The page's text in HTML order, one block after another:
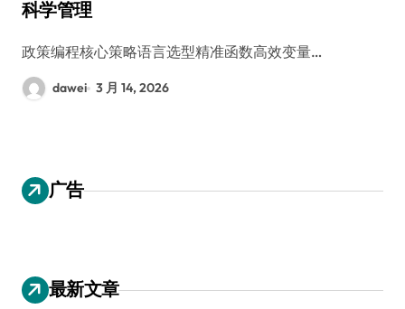
科学管理
政策编程核心策略语言选型精准函数高效变量…
dawei 3 月 14, 2026
广告
最新文章